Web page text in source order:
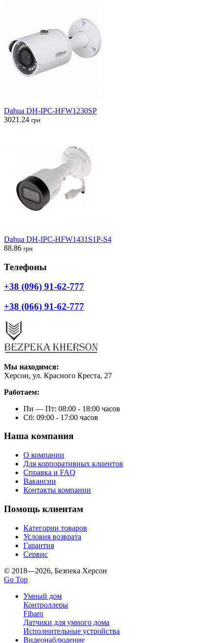
Dahua DH-IPC-HFW1230SP
3021.24 грн
Dahua DH-IPC-HFW1431S1P-S4
88.86 грн
Телефоны
+38 (096) 91-62-777
+38 (066) 91-62-777
Мы находимся:
Херсон, ул. Красного Креста, 27
Работаем:
Пн — Пт: 08:00 - 18:00 часов
Сб: 09:00 - 17:00 часов
Наша компания
О компании
Для корпоративных клиентов
Справка и FAQ
Вакансии
Контакты компании
Помощь клиентам
Категории товаров
Условия возврата
Гарантия
Сервис
© 2018—2026, Безпека Херсон
Go Top
Умный дом
Контроллеры
Fibaro
Датчики для умного дома
Исполнительные устройства
Видеонаблюдение